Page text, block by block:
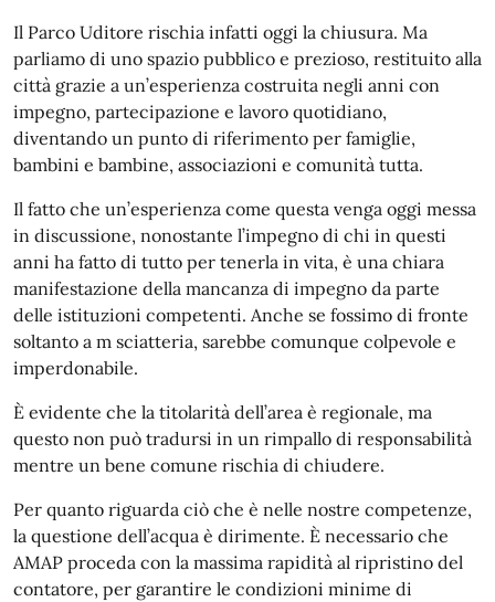
Il Parco Uditore rischia infatti oggi la chiusura. Ma
parliamo di uno spazio pubblico e prezioso, restituito alla
città grazie a un’esperienza costruita negli anni con
impegno, partecipazione e lavoro quotidiano,
diventando un punto di riferimento per famiglie,
bambini e bambine, associazioni e comunità tutta.
Il fatto che un’esperienza come questa venga oggi messa
in discussione, nonostante l’impegno di chi in questi
anni ha fatto di tutto per tenerla in vita, è una chiara
manifestazione della mancanza di impegno da parte
delle istituzioni competenti. Anche se fossimo di fronte
soltanto a m sciatteria, sarebbe comunque colpevole e
imperdonabile.
È evidente che la titolarità dell’area è regionale, ma
questo non può tradursi in un rimpallo di responsabilità
mentre un bene comune rischia di chiudere.
Per quanto riguarda ciò che è nelle nostre competenze,
la questione dell’acqua è dirimente. È necessario che
AMAP proceda con la massima rapidità al ripristino del
contatore, per garantire le condizioni minime di